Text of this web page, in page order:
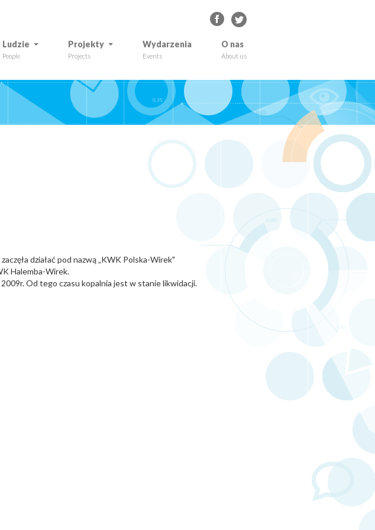
Ludzie
People
Projekty
Projects
Wydarzenia
Events
O nas
About us
działać pod nazwą „KWK Polska-Wirek"
Halemba-Wirek.
Od tego czasu kopalnia jest w stanie likwidacji.